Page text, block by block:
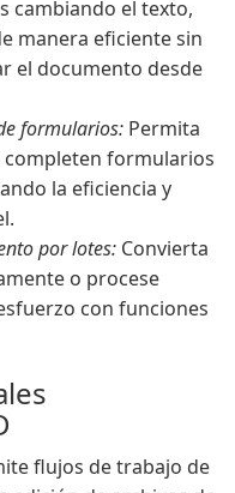
cambiando el texto,
manera eficiente sin
el documento desde
formularios: Permita
completen formularios
la eficiencia y
por lotes: Convierta
o procese
con funciones
flujos de trabajo de